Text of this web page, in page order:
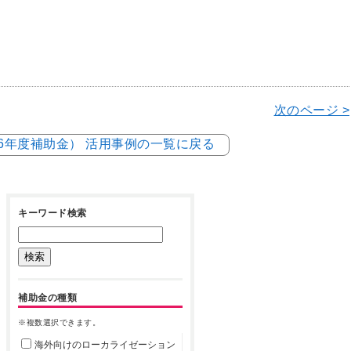
次のページ >
度補助金） 活用事例の一覧に戻る
キーワード検索
補助金の種類
※複数選択できます。
海外向けのローカライゼーション